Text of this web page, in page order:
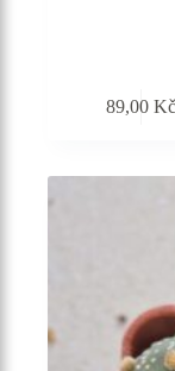
89,00Kč